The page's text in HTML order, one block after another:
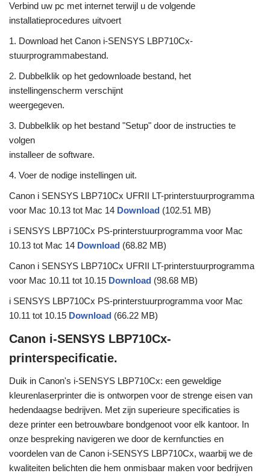
Verbind uw pc met internet terwijl u de volgende
installatieprocedures uitvoert
1. Download het Canon i-SENSYS LBP710Cx-
stuurprogrammabestand.
2. Dubbelklik op het gedownloade bestand, het
instellingenscherm verschijnt
weergegeven.
3. Dubbelklik op het bestand "Setup" door de instructies te
volgen
installeer de software.
4. Voer de nodige instellingen uit.
Canon i SENSYS LBP710Cx UFRII LT-printerstuurprogramma
voor Mac 10.13 tot Mac 14 Download (102.51 MB)
i SENSYS LBP710Cx PS-printerstuurprogramma voor Mac
10.13 tot Mac 14 Download (68.82 MB)
Canon i SENSYS LBP710Cx UFRII LT-printerstuurprogramma
voor Mac 10.11 tot 10.15 Download (98.68 MB)
i SENSYS LBP710Cx PS-printerstuurprogramma voor Mac
10.11 tot 10.15 Download (66.22 MB)
Canon i-SENSYS LBP710Cx-
printerspecificatie.
Duik in Canon's i-SENSYS LBP710Cx: een geweldige
kleurenlaserprinter die is ontworpen voor de strenge eisen van
hedendaagse bedrijven. Met zijn superieure specificaties is
deze printer een betrouwbare bondgenoot voor elk kantoor. In
onze bespreking navigeren we door de kernfuncties en
voordelen van de Canon i-SENSYS LBP710Cx, waarbij we de
kwaliteiten belichten die hem onmisbaar maken voor bedrijven